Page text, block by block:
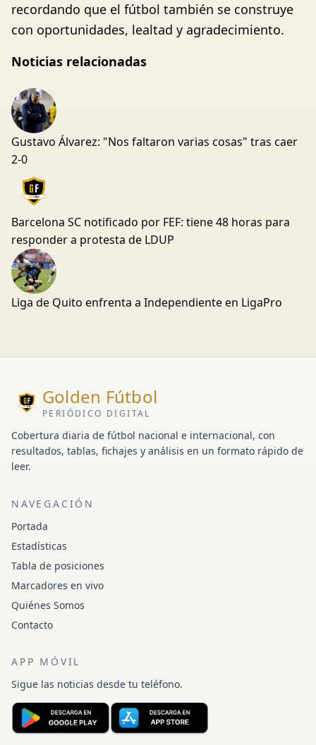
recordando que el fútbol también se construye
con oportunidades, lealtad y agradecimiento.
Noticias relacionadas
Gustavo Álvarez: "Nos faltaron varias cosas" tras caer
2-0
Barcelona SC notificado por FEF: tiene 48 horas para
responder a protesta de LDUP
Liga de Quito enfrenta a Independiente en LigaPro
Golden Fútbol
PERIÓDICO DIGITAL
Cobertura diaria de fútbol nacional e internacional, con
resultados, tablas, fichajes y análisis en un formato rápido de
leer.
NAVEGACIÓN
Portada
Estadísticas
Tabla de posiciones
Marcadores en vivo
Quiénes Somos
Contacto
APP MÓVIL
Sigue las noticias desde tu teléfono.